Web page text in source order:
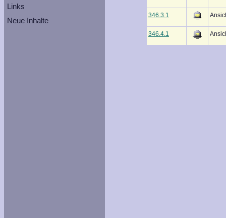
Links
Neue Inhalte
346.3.1
346.4.1